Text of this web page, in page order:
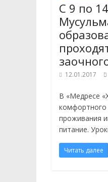
С 9 по
12.01.2017
В «Медресе
проживания
питание.
Читать далее